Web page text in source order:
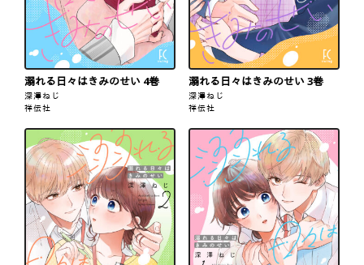
溺れる日々はきみのせい 4巻
深澤ねじ
祥伝社
溺れる日々はきみのせい 3巻
深澤ねじ
祥伝社